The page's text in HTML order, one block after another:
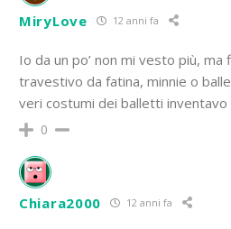
MiryLove 12 anni fa
Io da un po’ non mi vesto più, ma
travestivo da fatina, minnie o
veri costumi dei balletti inventavo
0
Chiara2000 12 anni fa